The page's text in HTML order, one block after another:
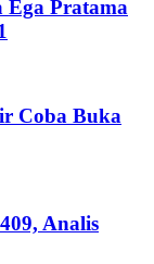
Ega Pratama
Coba Buka
Analis